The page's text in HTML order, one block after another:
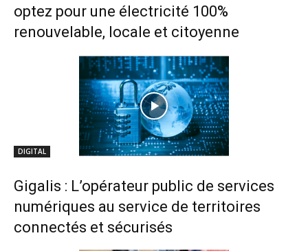
optez pour une électricité 100%
renouvelable, locale et citoyenne
DIGITAL
Gigalis : L’opérateur public de services
numériques au service de territoires
connectés et sécurisés